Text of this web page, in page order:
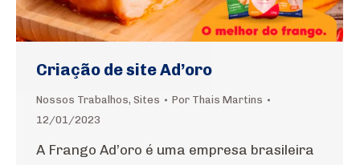
Criação de site Ad’oro
Nossos Trabalhos, Sites Por Thais Martins
12/01/2023
A Frango Ad’oro é uma empresa brasileira